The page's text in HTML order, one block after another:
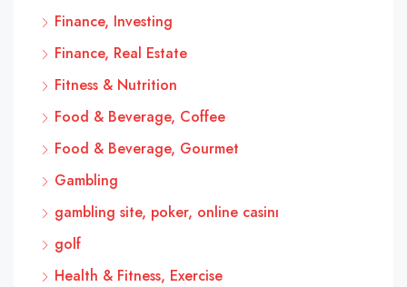
Finance, Investing
Finance, Real Estate
Fitness & Nutrition
Food & Beverage, Coffee
Food & Beverage, Gourmet
Gambling
gambling site, poker, online casinı
golf
Health & Fitness, Exercise